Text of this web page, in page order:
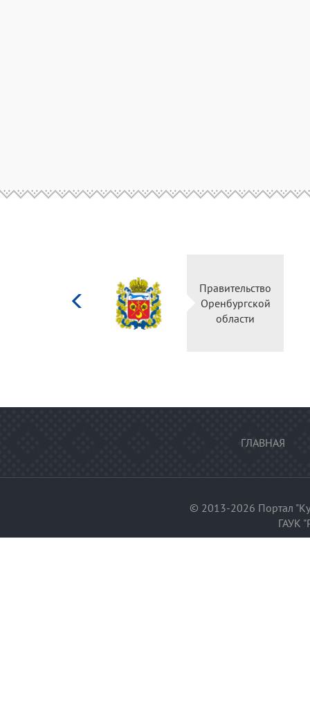
культуры
Российской
Правительство
Оренбургской
области
ГЛАВНАЯ
© 2013-2026 Портал
ГАУК